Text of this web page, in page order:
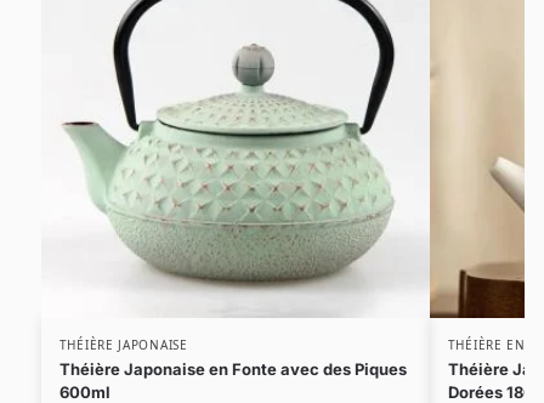
THÉIÈRE JAPONAISE
Théière Japonaise en Fonte avec des Piques
600ml
THÉIÈRE EN
Théière
Dorées